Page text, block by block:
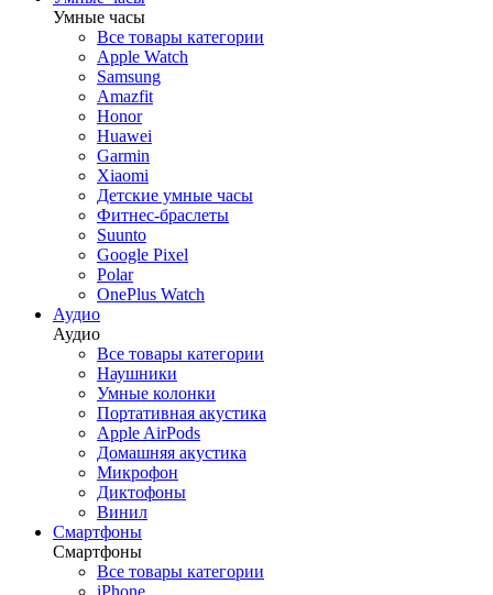
Товары для дома
Назад
Товары для дома
Все товары категории
Пылесосы
Роботы-пылесосы
Красота и здоровье
Для кухни
Умный дом
Dyson
Инструменты
Аксессуары
Климат
Назад
Красота и здоровье
Все товары категории
Фены Dyson
Стайлеры Dyson
Выпрямители волос Dyson
Фены Dreame
Аксессуары Dyson
Винил
Умные часы
Все товары категории
Apple Watch
Samsung
Amazfit
Honor
Huawei
Garmin
Xiaomi
Детские умные часы
Фитнес-браслеты
Suunto
Google Pixel
Polar
OnePlus Watch
Аудио
Аудио
Все товары категории
Наушники
Умные колонки
Портативная акустика
Apple AirPods
Домашняя акустика
Микрофон
Диктофоны
Винил
Смартфоны
Смартфоны
Все товары категории
iPhone